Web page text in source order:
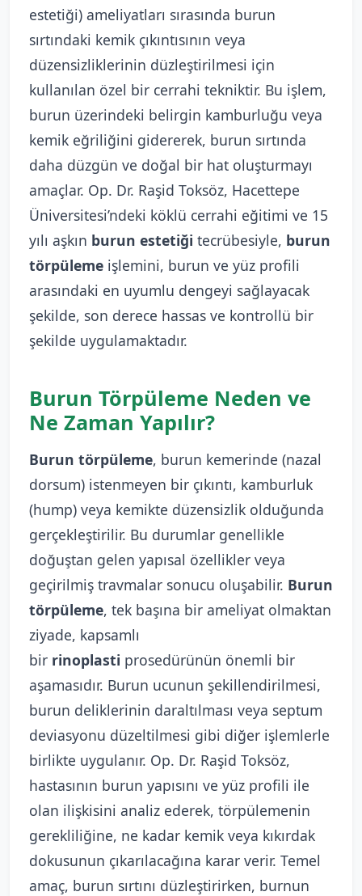
estetiği) ameliyatları sırasında burun
sırtındaki kemik çıkıntısının veya
düzensizliklerinin düzleştirilmesi için
kullanılan özel bir cerrahi tekniktir. Bu işlem,
burun üzerindeki belirgin kamburluğu veya
kemik eğriliğini gidererek, burun sırtında
daha düzgün ve doğal bir hat oluşturmayı
amaçlar. Op. Dr. Raşid Toksöz, Hacettepe
Üniversitesi’ndeki köklü cerrahi eğitimi ve 15
yılı aşkın burun estetiği tecrübesiyle, burun
törpüleme işlemini, burun ve yüz profili
arasındaki en uyumlu dengeyi sağlayacak
şekilde, son derece hassas ve kontrollü bir
şekilde uygulamaktadır.
Burun Törpüleme Neden ve
Ne Zaman Yapılır?
Burun törpüleme, burun kemerinde (nazal
dorsum) istenmeyen bir çıkıntı, kamburluk
(hump) veya kemikte düzensizlik olduğunda
gerçekleştirilir. Bu durumlar genellikle
doğuştan gelen yapısal özellikler veya
geçirilmiş travmalar sonucu oluşabilir. Burun
törpüleme, tek başına bir ameliyat olmaktan
ziyade, kapsamlı
bir rinoplasti prosedürünün önemli bir
aşamasıdır. Burun ucunun şekillendirilmesi,
burun deliklerinin daraltılması veya septum
deviasyonu düzeltilmesi gibi diğer işlemlerle
birlikte uygulanır. Op. Dr. Raşid Toksöz,
hastasının burun yapısını ve yüz profili ile
olan ilişkisini analiz ederek, törpülemenin
gerekliliğine, ne kadar kemik veya kıkırdak
dokusunun çıkarılacağına karar verir. Temel
amaç, burun sırtını düzleştirirken, burnun